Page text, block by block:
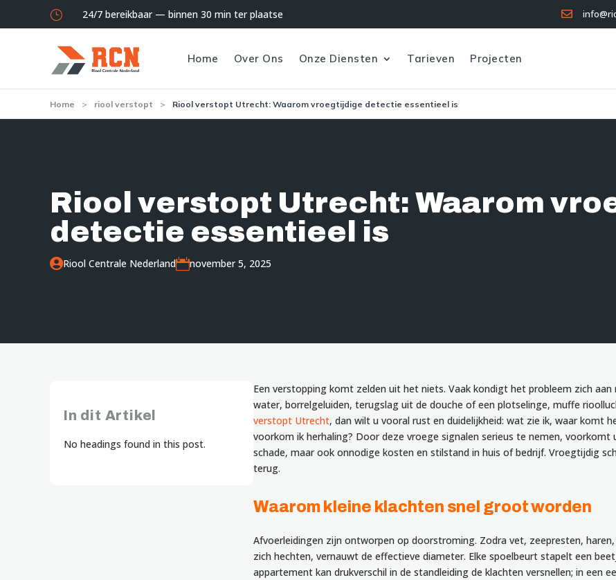
} 24/7 bereikbaar — binnen 30 min ter plaatse 
Home Over Ons Onze Diensten Tarieven Projecten
Home > riool verstopt > Riool verstopt Utrecht: Waarom vroegtijdige detectie essentieel is
Riool verstopt Utrecht: Waarom
detectie essentieel is
Riool Centrale Nederlandnovember 5, 2025
In dit Artikel
No headings found in this post.
Een verstopping komt zelden uit het niets. Vaak kondigt het probleem zich
water, borrelgeluiden, terugslag uit de douche of een plotselinge, muffe
verstopt Utrecht, dan wilt u vooral rust en duidelijkheid: wat zie ik, waar komt
voorkom ik herhaling? Door deze vroege signalen serieus te nemen, voorkomt
schade, maar ook onnodige kosten en stilstand in huis of bedrijf. Vroegtijdig
terug.
Waarom kleine klachten snel groot worden
Afvoerleidingen zijn ontworpen op doorstroming. Zodra vet, zeepresten,
zich hechten, vernauwt de effectieve diameter. Elke spoelbeurt stapelt een
appartement kan drukverschil in de standleiding de klachten versnellen; in een